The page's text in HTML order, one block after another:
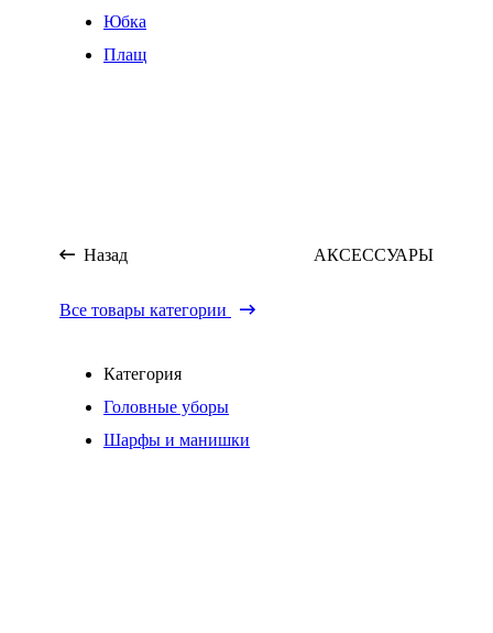
Юбка
Плащ
Назад АКСЕССУАРЫ
Все товары категории
Категория
Головные уборы
Шарфы и манишки